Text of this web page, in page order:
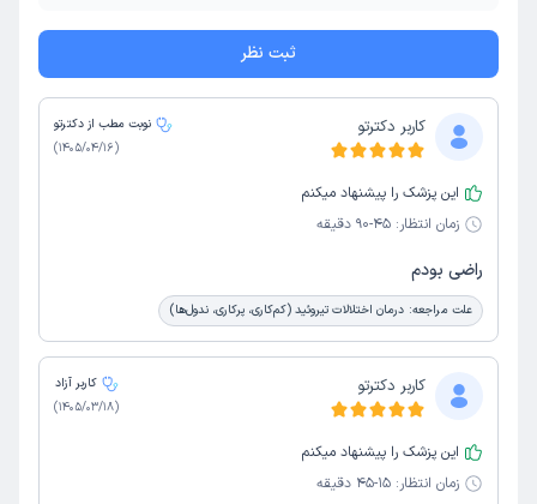
ثبت نظر
کاربر دکترتو
نوبت مطب از دکترتو
(
1405/04/16
)
این پزشک را پیشنهاد میکنم
زمان انتظار: 45-90 دقیقه
راضی بودم
علت مراجعه: درمان اختلالات تیروئید (کم‌کاری، پرکاری، ندول‌ها)
کاربر دکترتو
کاربر آزاد
(
1405/03/18
)
این پزشک را پیشنهاد میکنم
زمان انتظار: 15-45 دقیقه